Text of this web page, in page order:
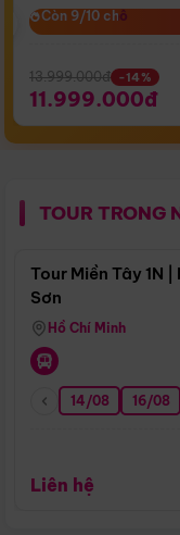
Còn 9/10 chỗ
Còn 9/10 chỗ
13.999.000đ -14%
11.999.000đ
TOUR TRONG
Tour Miền Tây 1N
Sơn
Hồ Chí Minh
14/08 16/08
Liên hệ